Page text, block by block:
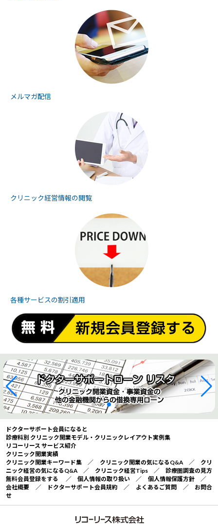
メルマガ配信
クリニック経営情報の閲覧
各種サービスの割引適用
ドクターサポート会員になると
診療科別 クリニック開業モデル・クリニックレイアウト実例集
リコーリース サービス紹介
クリニック開業実績
クリニック開業キーワード集 ／ クリニック開業の気になるQ&A／ クリ
ニック経営の気になるQ&A／ クリニック経営Tips／ 診療圏調査の見方
無料会員登録をする
／ 個人情報の取り扱い ／ 個人情報保護方針 ／
会社概要 ／ ドクターサポート会員規約 ／ よくあるご質問 ／ お問合
せ